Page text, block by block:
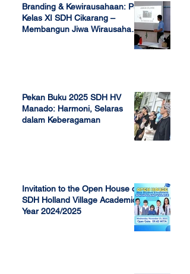
Branding & Kewirausahaan: P5
Kelas XI SDH Cikarang –
Membangun Jiwa Wirausaha
Pekan Buku 2025 SDH HV
Manado: Harmoni, Selaras
dalam Keberagaman
Invitation to the Open House of
SDH Holland Village Academic
Year 2024/2025